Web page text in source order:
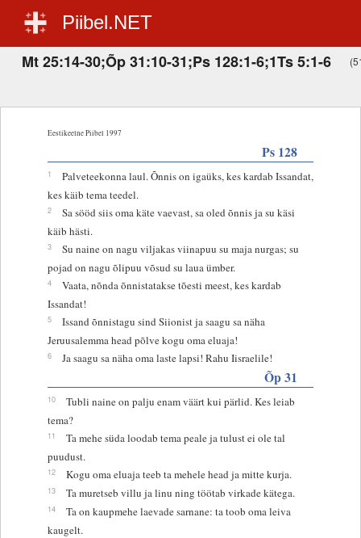
Piibel.NET
Mt 25:14-30;Õp 31:10-31;Ps 128:1-6;1Ts 5:1-6
Eestikeelne Piibel 1997
Ps 128
1
Palveteekonna laul. Õnnis on igaüks, kes kardab Issandat,
kes käib tema teedel.
2
Sa sööd siis oma käte vaevast, sa oled õnnis ja su käsi
käib hästi.
3
Su naine on nagu viljakas viinapuu su maja nurgas; su
pojad on nagu õlipuu võsud su laua ümber.
4
Vaata, nõnda õnnistatakse tõesti meest, kes kardab
Issandat!
5
Issand õnnistagu sind Siionist ja saagu sa näha
Jeruusalemma head põlve kogu oma eluaja!
6 Ja saagu sa näha oma laste lapsi! Rahu Iisraelile!
Õp 31
10
Tubli naine on palju enam väärt kui pärlid. Kes leiab
tema?
11
Ta mehe süda loodab tema peale ja tulust ei ole tal
puudust.
12 Kogu oma eluaja teeb ta mehele head ja mitte kurja.
13 Ta muretseb villu ja linu ning töötab virkade kätega.
14
Ta on kaupmehe laevade sarnane: ta toob oma leiva
kaugelt.